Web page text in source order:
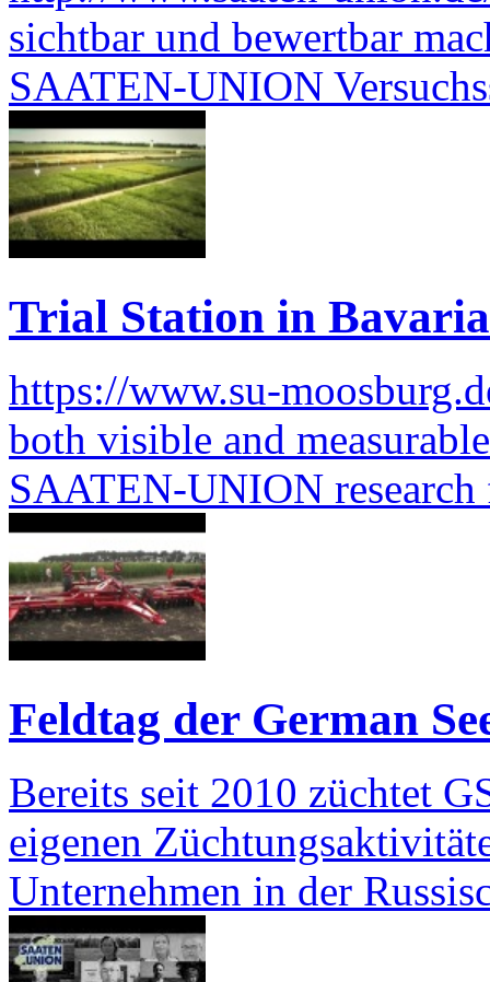
sichtbar und bewertbar
SAATEN-UNION
Trial Station in
https://www.su-
both visible and
SAATEN-UNION
Feldtag der German
Bereits seit 2010 züchtet
eigenen
Unternehmen in der